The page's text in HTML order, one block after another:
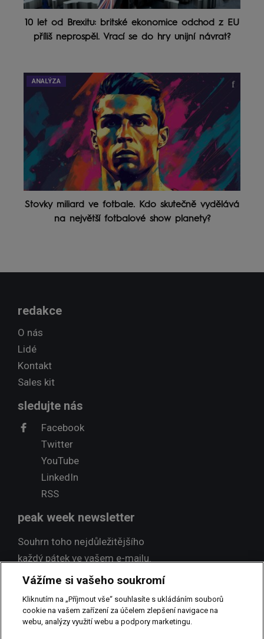
10 let od Brexitu: britské ekonomice odchod z EU
příliš neprospěl. Vrací se do hry unijní návrat?
ANALÝZA
Stovky miliard ve fotbale. Kdo skutečně vydělává
na největší fotbalové show planety?
redakce
O nás
Lidé
Kontakt
Sales kit
sledujte nás
Facebook
Twitter
YouTube
LinkedIn
RSS
peak week newsletter
Souhrn toho nejdůležitějšího
každý pátek ve vašem e-mailu.
Vážíme si vašeho soukromí
Kliknutím na „Příjmout vše“ souhlasíte s ukládáním souborů
cookie na vašem zařízení za účelem zlepšení navigace na
webu, analýzy využití webu a podpory marketingu.